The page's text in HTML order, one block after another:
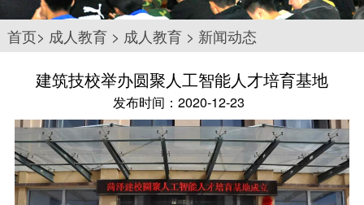
首页> 成人教育> 成人教育> 新闻动态
建筑技校举办圆聚人工智能人才培育基地
发布时间：2020-12-23